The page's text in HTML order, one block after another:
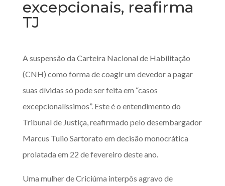
excepcionais, reafirma
TJ
A suspensão da Carteira Nacional de Habilitação
(CNH) como forma de coagir um devedor a pagar
suas dívidas só pode ser feita em “casos
excepcionalíssimos”. Este é o entendimento do
Tribunal de Justiça, reafirmado pelo desembargador
Marcus Tulio Sartorato em decisão monocrática
prolatada em 22 de fevereiro deste ano.
Uma mulher de Criciúma interpôs agravo de